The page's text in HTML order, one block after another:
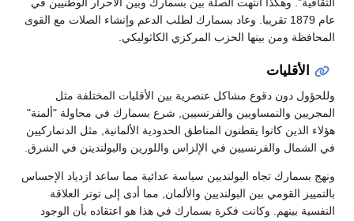
عام 1879 تقريبا. وعاد بسمارك لطلب الدعم وإنشاء الصلات مع القوى
المحافظة ومن بينها الحزب المركزي الكاثوليكي.
الأقليات
وللحؤول دون دقوع مشاكل عنصرية بين الأقليات المختلفة مثل
المجريين والنمساويين والفرنسيين, شرع بسمارك في محاولة "ألمنة"
هؤلاء الذين كانوا يقطنون المناطق الحدودية الألمانية, مثل الدنماركيين
في الشمال والفرنسيين في الإلزاس واللورين والبولندينن في الشرق.
ونهج بسمارك تجاه البولنديين سياسة عدائية مما ساعد ازدياد الإحساس
بالتمييز القومي بين البولنديين والألمان, مما أدى إلى توتر العلاقة
النفسية بينهم. وكانت فكرة بسمارك في هذا هو اعتقاده بأن الوجود